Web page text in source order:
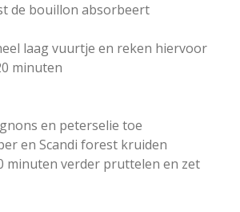
de bouillon absorbeert
laag vuurtje en reken hiervoor
minuten
en peterselie toe
en Scandi forest kruiden
minuten verder pruttelen en zet